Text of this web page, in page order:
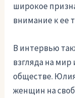
широкое
внимание к ее
В интервью
взгляда на
обществе.
женщин на